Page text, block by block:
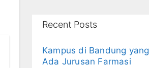
Recent Posts
Kampus di Bandung yang
Ada Jurusan Farmasi